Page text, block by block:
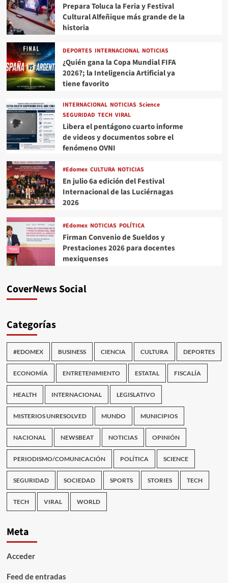
Prepara Toluca la Feria y Festival
Cultural Alfeñique más grande de la
historia
DEPORTES INTERNACIONAL NOTICIAS
¿Quién gana la Copa Mundial FIFA
2026?; la Inteligencia Artificial ya
tiene favorito
INTERNACIONAL NOTICIAS Science
SEGURIDAD TECH VIRAL
Libera el pentágono cuarto informe
de videos y documentos sobre el
fenómeno OVNI
#Edomex CULTURA NOTICIAS
En julio 6a edición del Festival
Internacional de las Luciérnagas
2026
#Edomex NOTICIAS POLÍTICA
Firman Convenio de Sueldos y
Prestaciones 2026 para docentes
mexiquenses
CoverNews Social
Categorías
#EDOMEX BUSINESS CIENCIA CULTURA DEPORTES
ECONOMÍA ENTRETENIMIENTO ESTATAL FISCALÍA
HEALTH INTERNACIONAL LEGISLATIVO
MISTERIOS UNRESOLVED MUNDO MUNICIPIOS
NACIONAL NEWSBEAT NOTICIAS OPINIÓN
PERIODISMO/COMUNICACIÓN POLÍTICA SCIENCE
SEGURIDAD SOCIEDAD SPORTS STORIES TECH
TECH VIRAL WORLD
Meta
Acceder
Feed de entradas